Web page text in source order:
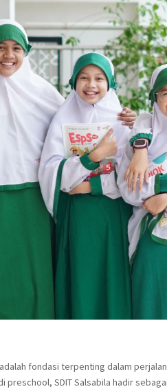
adalah fondasi terpenting dalam
preschool, SDIT Salsabila hadir